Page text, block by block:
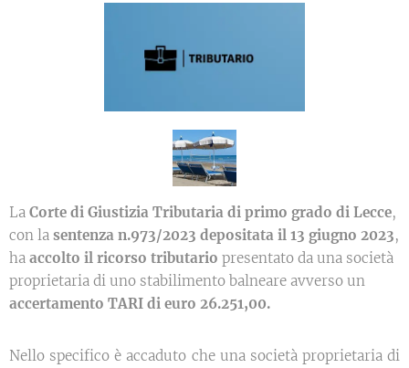
La Corte di Giustizia Tributaria di primo grado di Lecce,
con la sentenza n.973/2023 depositata il 13 giugno 2023,
ha accolto il ricorso tributario presentato da una società
proprietaria di uno stabilimento balneare avverso un
accertamento TARI di euro 26.251,00.
Nello specifico è accaduto che una società proprietaria di